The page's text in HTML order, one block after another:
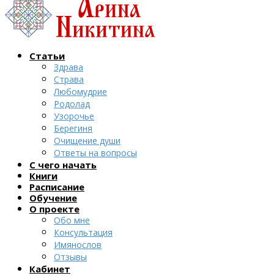
Статьи
Здрава
Страва
Любомудрие
Родолад
Узорочье
Берегиня
Очищение души
Ответы на вопросы
С чего начать
Книги
Расписание
Обучение
О проекте
Обо мне
Консультация
Имянослов
Отзывы
Кабинет